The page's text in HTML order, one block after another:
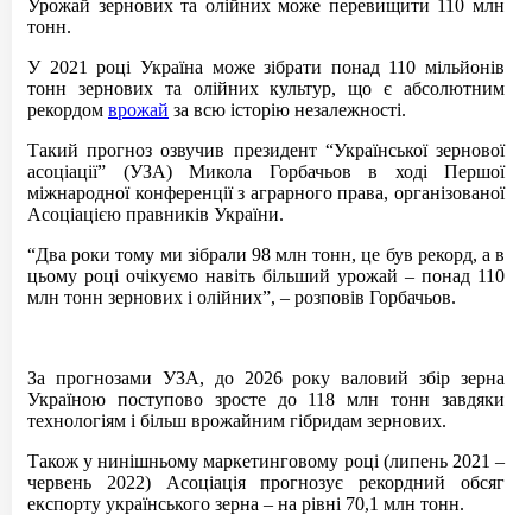
Урожай зернових та олійних може перевищити 110 млн
тонн.
У 2021 році Україна може зібрати понад 110 мільйонів
тонн зернових та олійних культур, що є абсолютним
рекордом врожай за всю історію незалежності.
Такий прогноз озвучив президент “Української зернової
асоціації” (УЗА) Микола Горбачьов в ході Першої
міжнародної конференції з аграрного права, організованої
Асоціацією правників України.
“Два роки тому ми зібрали 98 млн тонн, це був рекорд, а в
цьому році очікуємо навіть більший урожай – понад 110
млн тонн зернових і олійних”, – розповів Горбачьов.
За прогнозами УЗА, до 2026 року валовий збір зерна
Україною поступово зросте до 118 млн тонн завдяки
технологіям і більш врожайним гібридам зернових.
Також у нинішньому маркетинговому році (липень 2021 –
червень 2022) Асоціація прогнозує рекордний обсяг
експорту українського зерна – на рівні 70,1 млн тонн.